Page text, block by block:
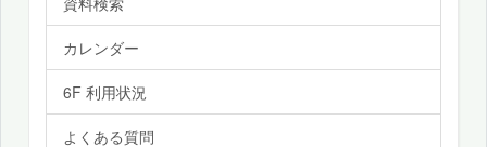
カレンダー
6F 利用状況
よくある質問